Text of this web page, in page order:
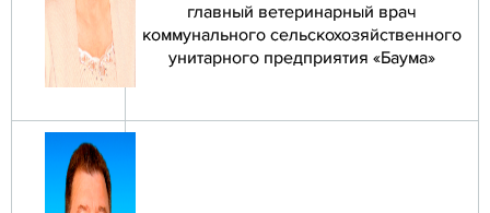
главный ветеринарный врач
коммунального сельскохозяйственного
унитарного предприятия «Баума»